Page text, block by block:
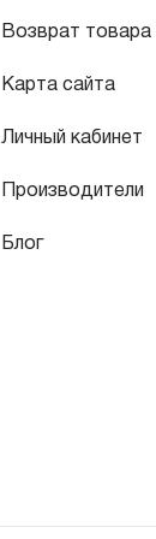
Возврат товара
Карта сайта
Личный кабинет
Производители
Блог